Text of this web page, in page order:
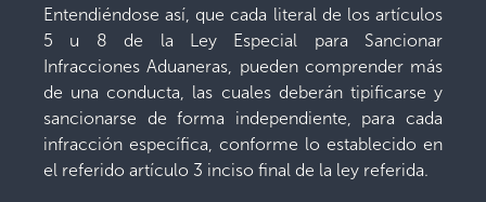
Entendiéndose así, que cada literal de los artículos
5 u 8 de la Ley Especial para Sancionar
Infracciones Aduaneras, pueden comprender más
de una conducta, las cuales deberán tipificarse y
sancionarse de forma independiente, para cada
infracción específica, conforme lo establecido en
el referido artículo 3 inciso final de la ley referida.